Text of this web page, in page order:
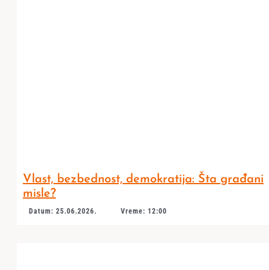
Vlast, bezbednost, demokratija: Šta građani
misle?
Datum: 25.06.2026. Vreme: 12:00